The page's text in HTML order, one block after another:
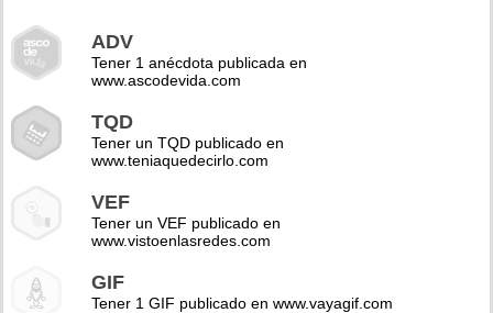
ADV
Tener 1 anécdota publicada en
www.ascodevida.com
TQD
Tener un TQD publicado en
www.teniaquedecirlo.com
VEF
Tener un VEF publicado en
www.vistoenlasredes.com
GIF
Tener 1 GIF publicado en www.vayagif.com